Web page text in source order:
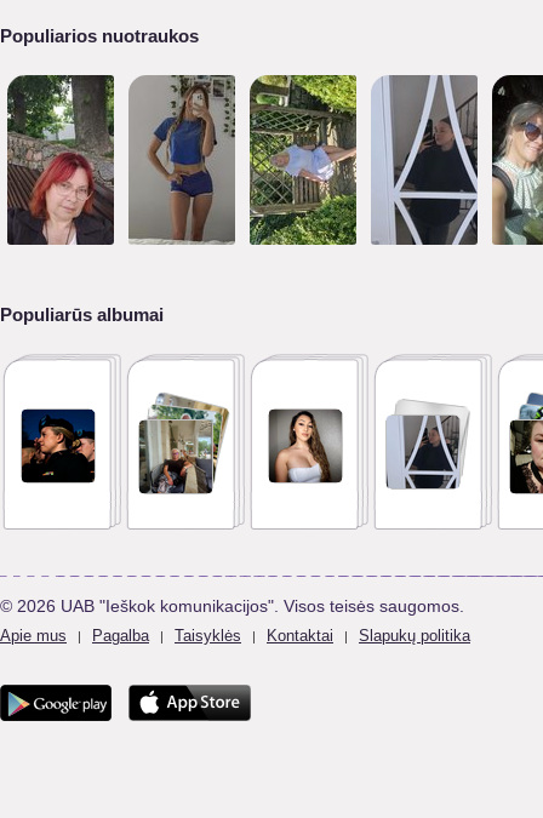
Populiarios nuotraukos
Populiarūs albumai
© 2026 UAB "Ieškok komunikacijos". Visos teisės saugomos.
Apie mus | Pagalba | Taisyklės | Kontaktai | Slapukų politika